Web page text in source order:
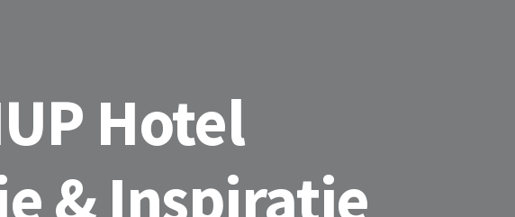
Hotel
& Inspiratie